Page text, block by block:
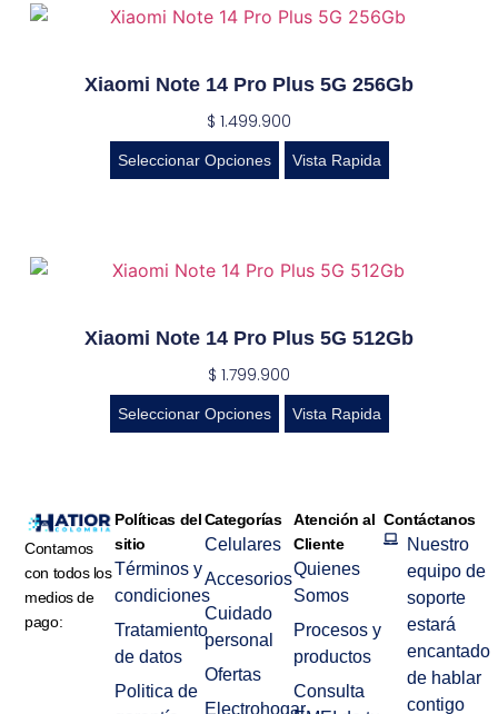
Xiaomi Note 14 Pro Plus 5G 256Gb
$ 1.499.900
Seleccionar Opciones Vista Rapida
Xiaomi Note 14 Pro Plus 5G 512Gb
$ 1.799.900
Seleccionar Opciones Vista Rapida
Contamos
con todos los
medios de
pago:
Políticas del
sitio
Términos y
condiciones
Tratamiento
de datos
Politica de
Categorías
Celulares
Accesorios
Cuidado
personal
Ofertas
Electrohogar
Atención al
Cliente
Quienes
Somos
Procesos y
productos
Consulta
Contáctanos
Nuestro
equipo de
soporte
estará
encantado
de hablar
contigo